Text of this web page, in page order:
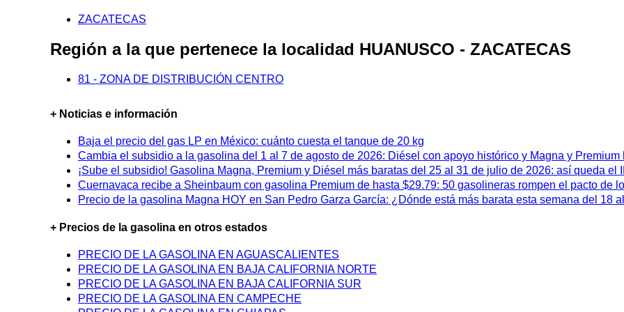
ZACATECAS
Región a la que pertenece la localidad HUANUSCO - ZACATECAS
81 - ZONA DE DISTRIBUCIÓN CENTRO
+ Noticias e información
Baja el precio del gas LP en México: cuánto cuesta el tanque de 20 kg
Cambia el subsidio a la gasolina del 1 al 7 de agosto de 2026: Diésel con apoyo histórico y Magna y Premium
¡Sube el subsidio! Gasolina Magna, Premium y Diésel más baratas del 25 al 31 de julio de 2026: así queda el
Cuernavaca recibe a Sheinbaum con gasolina Premium de hasta $29.79: 50 gasolineras rompen el pacto de
Precio de la gasolina Magna HOY en San Pedro Garza García: ¿Dónde está más barata esta semana del 18
+ Precios de la gasolina en otros estados
PRECIO DE LA GASOLINA EN AGUASCALIENTES
PRECIO DE LA GASOLINA EN BAJA CALIFORNIA NORTE
PRECIO DE LA GASOLINA EN BAJA CALIFORNIA SUR
PRECIO DE LA GASOLINA EN CAMPECHE